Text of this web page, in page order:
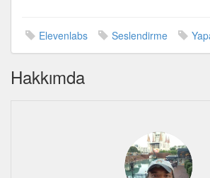
Elevenlabs Seslendirme
Hakkımda